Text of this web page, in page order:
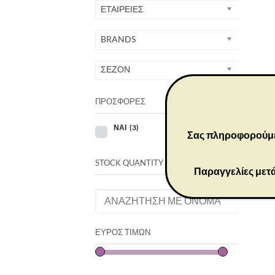
ΕΤΑΙΡΕΙΕΣ
BRANDS
ΣΕΖΟΝ
ΠΡΟΣΦΟΡΕΣ
ΝΑΙ (3)
STOCK QUANTITY +
ΕΎΡΟΣ ΤΙΜΏΝ
Σας πληροφορούμε
Παραγγελίες